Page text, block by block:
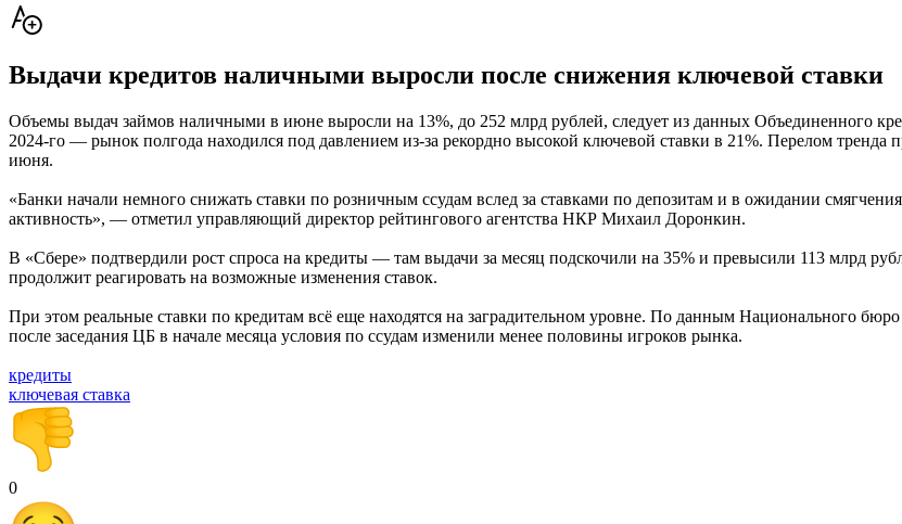
Выдачи кредитов наличными выросли после снижения ключевой ставки
Объемы выдач займов наличными в июне выросли на 13%, до 252 млрд рублей, следует из данных Объединенного
2024-го — рынок полгода находился под давлением из-за рекордно высокой ключевой ставки в 21%. Перелом тренда
июня.
«Банки начали немного снижать ставки по розничным ссудам вслед за ставками по депозитам и в ожидании
активность», — отметил управляющий директор рейтингового агентства НКР Михаил Доронкин.
В «Сбере» подтвердили рост спроса на кредиты — там выдачи за месяц подскочили на 35% и превысили 113 млрд
продолжит реагировать на возможные изменения ставок.
При этом реальные ставки по кредитам всё еще находятся на заградительном уровне. По данным Национального
после заседания ЦБ в начале месяца условия по ссудам изменили менее половины игроков рынка.
кредиты
ключевая ставка
0